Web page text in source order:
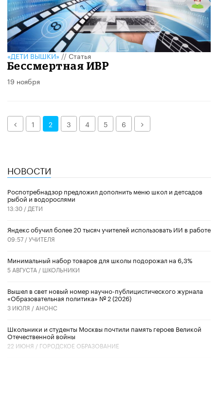
«ДЕТИ ВЫШКИ»//Статья
Бессмертная ИВР
19 ноября
Назад1 2 3 4 5 6 Далее
НОВОСТИ
Роспотребнадзор предложил дополнить меню школ и детсадов
рыбой и водорослями
13:30 / ДЕТИ
​Яндекс обучил более 20 тысяч учителей использовать ИИ в работе
09:57 /УЧИТЕЛЯ
Минимальный набор товаров для школы подорожал на 6,3%
5 АВГУСТА / ШКОЛЬНИКИ
Вышел в свет новый номер научно-публицистического журнала
«Образовательная политика» № 2 (2026)
3 ИЮЛЯ / АНОНС
Школьники и студенты Москвы почтили память героев Великой
Отечественной войны
22 ИЮНЯ / ГОРОДСКОЕ ОБРАЗОВАНИЕ